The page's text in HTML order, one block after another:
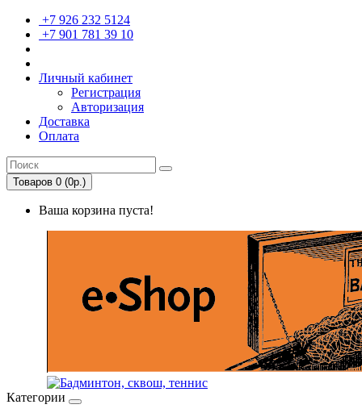
+7 926 232 5124
+7 901 781 39 10
Личный кабинет
Регистрация
Авторизация
Доставка
Оплата
Товаров 0 (0р.)
Ваша корзина пуста!
Категории